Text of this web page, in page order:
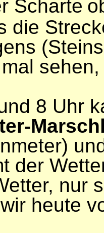
Scharte
die
8 Uhr
der
nur
heute